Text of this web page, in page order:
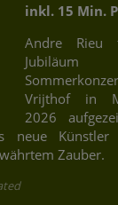
inkl. 15 Min.
Andre Rieu
Vrijthof in
2026
neue
Zauber.